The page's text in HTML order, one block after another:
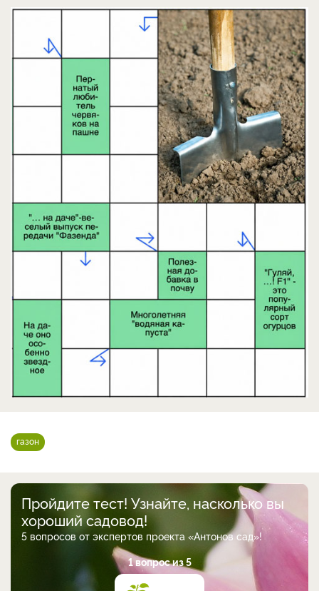
газон
Пройдите тест! Узнайте, насколько вы
хороший садовод!
5 вопросов от экспертов проекта «Антонов сад»!
1 вопрос из 5